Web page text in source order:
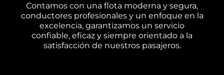
Contamos con una flota moderna y segura,
conductores profesionales y un enfoque en la
excelencia, garantizamos un servicio
confiable, eficaz y siempre orientado a la
satisfacción de nuestros pasajeros.